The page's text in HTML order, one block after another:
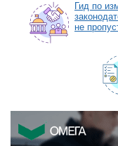
Гид по
не